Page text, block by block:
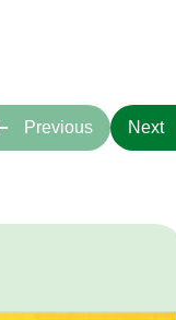
Previous Next